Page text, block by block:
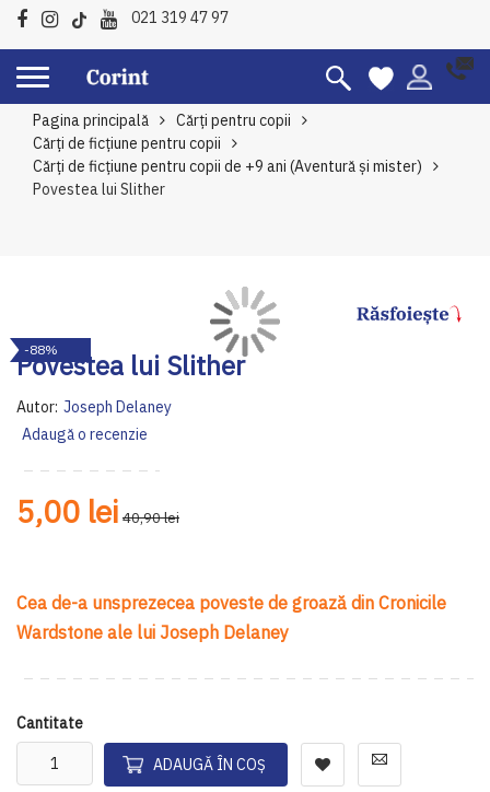
021 319 47 97
Pagina principală
Cărți pentru copii
Cărți de ficțiune pentru copii
Cărți de ficțiune pentru copii de +9 ani (Aventură și mister)
Povestea lui Slither
Povestea lui Slither
Autor: Joseph Delaney
Adaugă o recenzie
5,00 lei 40,90 lei
Cea de-a unsprezecea poveste de groază din Cronicile
Wardstone ale lui Joseph Delaney
Cantitate
ADAUGĂ ÎN COȘ
to
the
end
of
the
images
-88%